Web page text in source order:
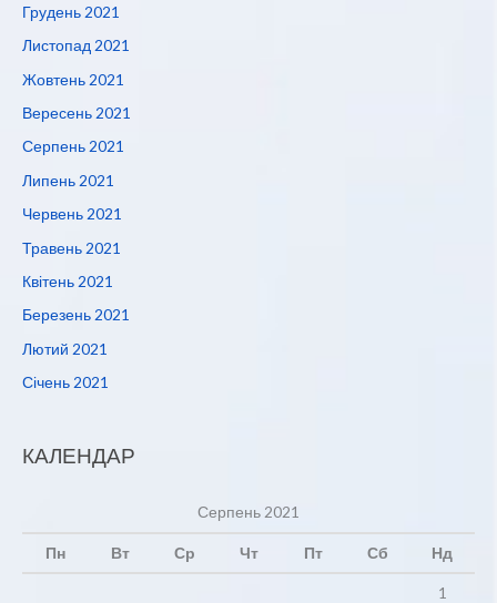
Грудень 2021
Листопад 2021
Жовтень 2021
Вересень 2021
Серпень 2021
Липень 2021
Червень 2021
Травень 2021
Квітень 2021
Березень 2021
Лютий 2021
Січень 2021
КАЛЕНДАР
Серпень 2021
Пн Вт Ср Чт Пт Сб Нд
1